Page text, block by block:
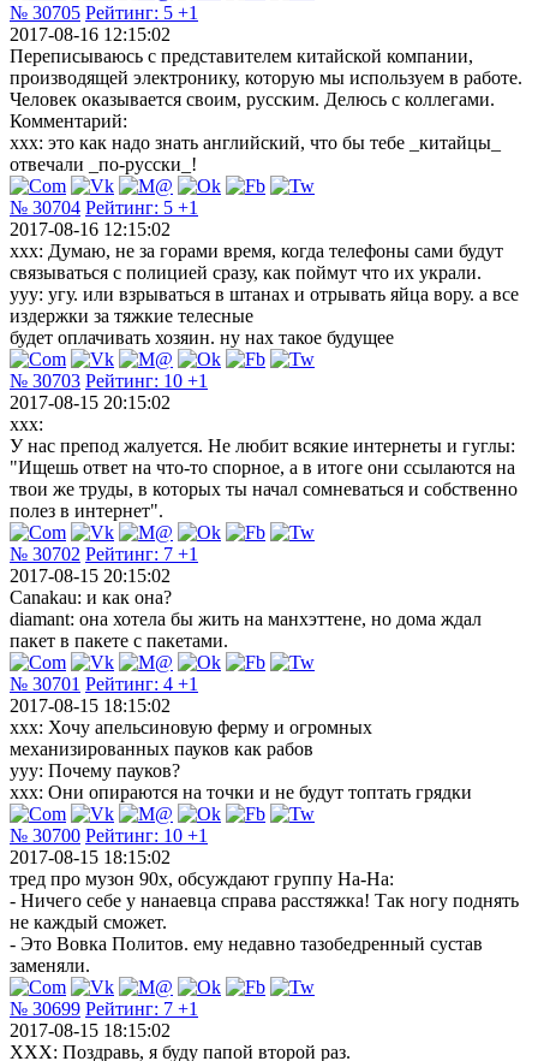
№ 30705 Рейтинг: 5 +1
2017-08-16 12:15:02
Переписываюсь с представителем китайской компании,
производящей электронику, которую мы используем в работе.
Человек оказывается своим, русским. Делюсь с коллегами.
Комментарий:
xxx: это как надо знать английский, что бы тебе _китайцы_
отвечали _по-русски_!
№ 30704 Рейтинг: 5 +1
2017-08-16 12:15:02
xxx: Думаю, не за горами время, когда телефоны сами будут
связываться с полицией сразу, как поймут что их украли.
yyy: угу. или взрываться в штанах и отрывать яйца вору. а все
издержки за тяжкие телесные
будет оплачивать хозяин. ну нах такое будущее
№ 30703 Рейтинг: 10 +1
2017-08-15 20:15:02
xxx:
У нас препод жалуется. Не любит всякие интернеты и гуглы:
"Ищешь ответ на что-то спорное, а в итоге они ссылаются на
твои же труды, в которых ты начал сомневаться и собственно
полез в интернет".
№ 30702 Рейтинг: 7 +1
2017-08-15 20:15:02
Canakau: и как она?
diamant: она хотела бы жить на манхэттене, но дома ждал
пакет в пакете с пакетами.
№ 30701 Рейтинг: 4 +1
2017-08-15 18:15:02
ххх: Хочу апельсиновую ферму и огромных
механизированных пауков как рабов
ууу: Почему пауков?
ххх: Они опираются на точки и не будут топтать грядки
№ 30700 Рейтинг: 10 +1
2017-08-15 18:15:02
тред про музон 90х, обсуждают группу На-На:
- Ничего себе у нанаевца справа расстяжка! Так ногу поднять
не каждый сможет.
- Это Вовка Политов. ему недавно тазобедренный сустав
заменяли.
№ 30699 Рейтинг: 7 +1
2017-08-15 18:15:02
XXX: Поздравь, я буду папой второй раз.